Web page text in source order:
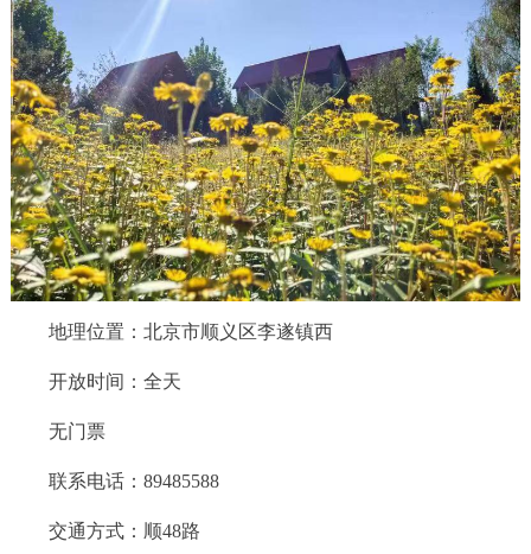
走进北京
北京概况 十六区概览 人文北京
绿色北京 图说北京 视频北京
多语种
ENGLISH 한국어 日本語
ESPAÑOL
ITALIANO
地理位置：北京市顺义区李遂镇西
开放时间：全天
无门票
联系电话：89485588
交通方式：顺48路